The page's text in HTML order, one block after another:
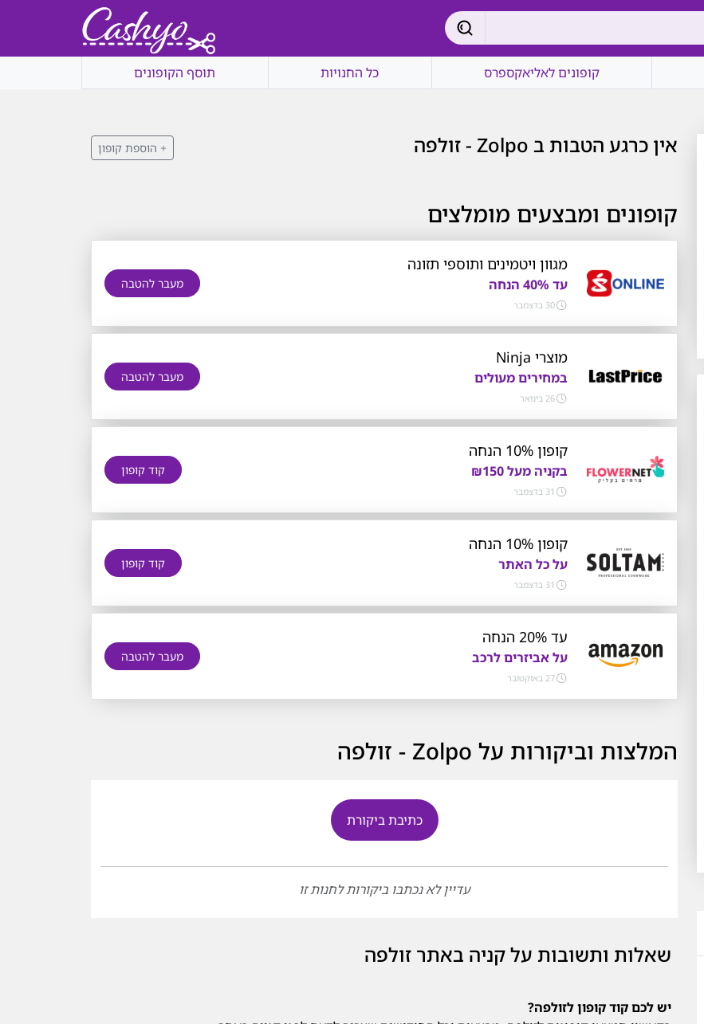
קופונים לאליאקספרס כל החנויות תוסף הקופונים
אין כרגע הטבות ב Zolpo - זולפה + הוספת קופון
קופונים ומבצעים מומלצים
מגוון ויטמינים ותוספי תזונה
עד 40% הנחה
30 בדצמבר
מעבר להטבה
מוצרי Ninja
במחירים מעולים
26 בינואר
מעבר להטבה
קופון 10% הנחה
בקניה מעל ₪150
31 בדצמבר
קוד קופון
קופון 10% הנחה
על כל האתר
31 בדצמבר
קוד קופון
עד 20% הנחה
על אביזרים לרכב
27 באוקטובר
מעבר להטבה
המלצות וביקורות על Zolpo - זולפה
כתיבת ביקורת
עדיין לא נכתבו ביקורות לחנות זו
שאלות ותשובות על קניה באתר זולפה
יש לכם קוד קופון לזולפה?